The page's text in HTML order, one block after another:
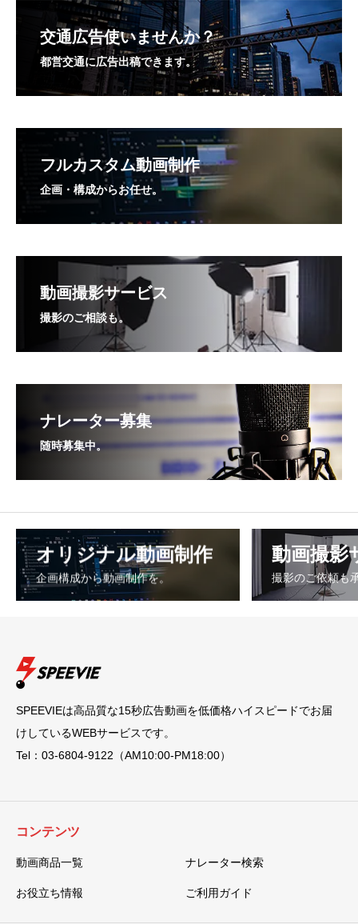
交通広告使いませんか？
都営交通に広告出稿できます。
フルカスタム動画制作
企画・構成からお任せ。
動画撮影サービス
撮影のご相談も。
ナレーター募集
随時募集中。
オリジナル動画制作
企画構成から動画制作を。
動画撮影
撮影のご依頼も
SPEEVIEは高品質な15秒広告動画を低価格ハイスピードでお届
けしているWEBサービスです。
Tel：03-6804-9122（AM10:00-PM18:00）
コンテンツ
動画商品一覧 ナレーター検索
お役立ち情報 ご利用ガイド